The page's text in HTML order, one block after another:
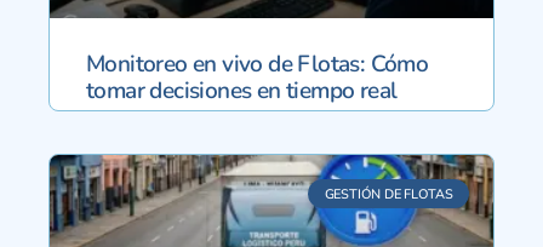
Monitoreo en vivo de Flotas: Cómo
tomar decisiones en tiempo real
GESTIÓN DE FLOTAS